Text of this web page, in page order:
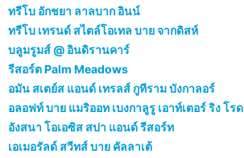
ทรีโบ อักชยา ลาลบาก อินน์
ทรีโบ เทรนด์ สไตล์โอเทล บาย จากดิสห์
บลูมรูมส์ @ อินดิรานคาร์
รีสอร์ต Palm Meadows
อมัน สเตย์ส แอนด์ เทรลส์ กูทีราม บังกาลอร์
อลอฟท์ บาย แมริออท เบงกาลูรู เอาท์เตอร์ ริง โรด
อังสนา โอเอซิส สปา แอนด์ รีสอร์ท
เอเมอรัลด์ สวีทส์ บาย คัลลาเต้